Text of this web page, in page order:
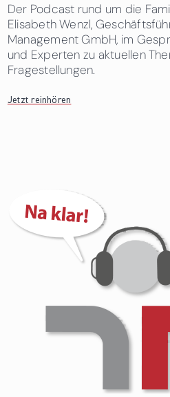
Der Podcast rund um die
Elisabeth Wenzl,
Management GmbH, im
und Experten zu aktuellen
Fragestellungen.
Jetzt reinhören